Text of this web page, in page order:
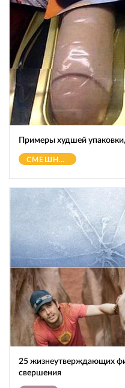
Примеры худшей
СМЕШНОЕ
25 жизнеутверждающих
свершения